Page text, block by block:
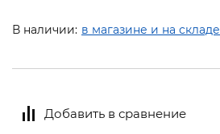
В наличии: в магазине и на складе
Добавить в сравнение